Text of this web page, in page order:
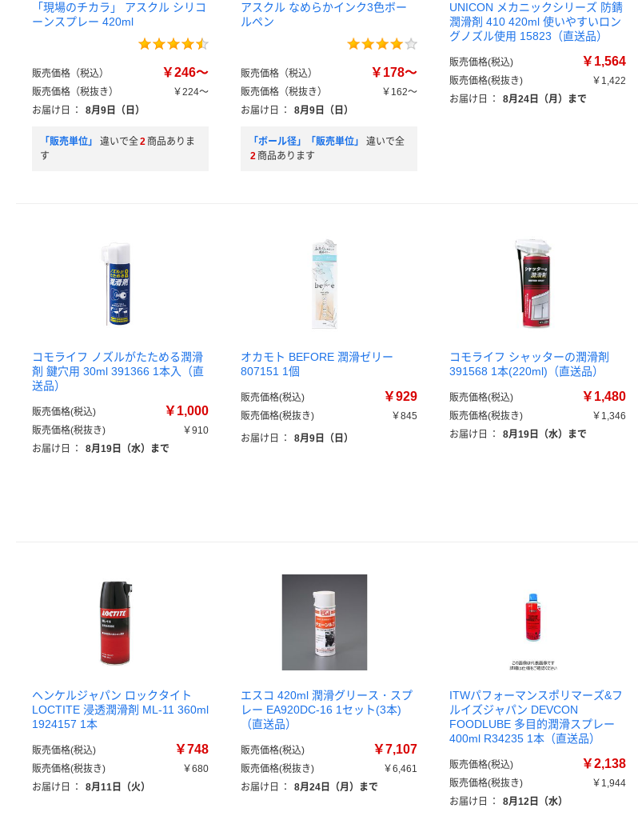
「現場のチカラ」 アスクル シリコ
ーンスプレー 420ml
販売価格（税込） ￥246～
販売価格（税抜き）
￥224～
お届け日
： 8月9日（日）
「販売単位」 違いで全2 商品ありま
す
アスクル なめらかインク3色ボー
ルペン
販売価格（税込） ￥178～
販売価格（税抜き）
￥162～
お届け日
： 8月9日（日）
「ボール径」「販売単位」
違いで全
2 商品あります
UNICON メカニックシリーズ 防錆
潤滑剤 410 420ml 使いやすいロン
グノズル使用 15823（直送品）
販売価格(税込) ￥1,564
販売価格(税抜き)
￥1,422
お届け日
： 8月24日（月）まで
コモライフ ノズルがたためる潤滑
剤 鍵穴用 30ml 391366 1本入（直
送品）
販売価格(税込) ￥1,000
販売価格(税抜き)
￥910
お届け日
： 8月19日（水）まで
オカモト BEFORE 潤滑ゼリー
807151 1個
販売価格(税込) ￥929
販売価格(税抜き)
￥845
お届け日
： 8月9日（日）
コモライフ シャッターの潤滑剤
391568 1本(220ml)（直送品）
販売価格(税込) ￥1,480
販売価格(税抜き)
￥1,346
お届け日
： 8月19日（水）まで
ヘンケルジャパン ロックタイト
LOCTITE 浸透潤滑剤 ML-11 360ml
1924157 1本
販売価格(税込) ￥748
販売価格(税抜き)
￥680
お届け日
： 8月11日（火）
エスコ 420ml 潤滑グリース・スプ
レー EA920DC-16 1セット(3本)
（直送品）
販売価格(税込) ￥7,107
販売価格(税抜き)
￥6,461
お届け日
： 8月24日（月）まで
ITWパフォーマンスポリマーズ&フ
ルイズジャパン DEVCON
FOODLUBE 多目的潤滑スプレー
400ml R34235 1本（直送品）
販売価格(税込) ￥2,138
販売価格(税抜き)
￥1,944
お届け日
： 8月12日（水）